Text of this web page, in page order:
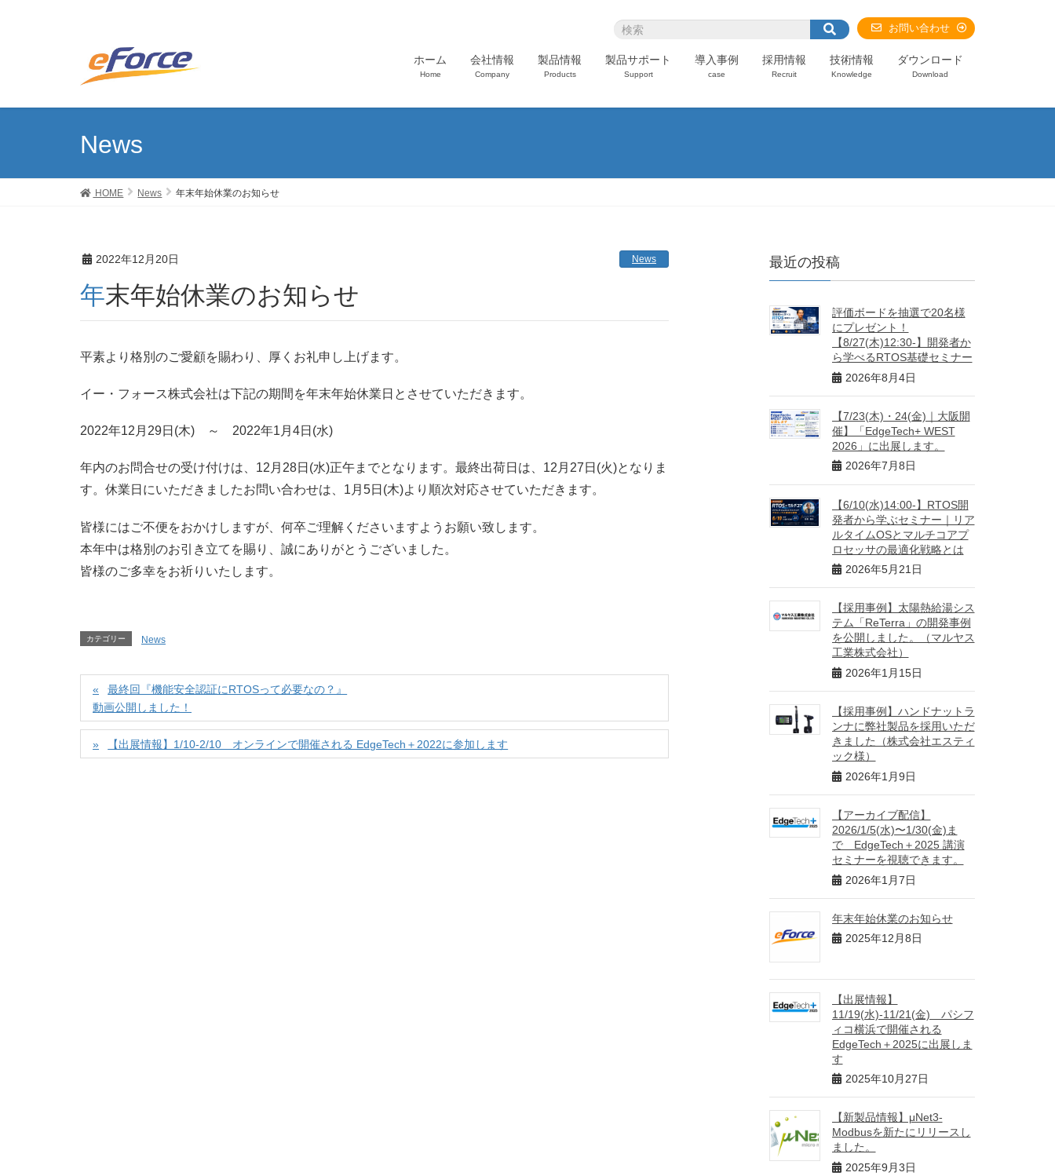
お問い合わせ
ホーム
Home
会社情報
Company
製品情報
Products
製品サポート
Support
導入事例
case
採用情報
Recruit
技術情報
Knowledge
ダウンロード
Download
News
HOME News 年末年始休業のお知らせ
2022年12月20日 News
年末年始休業のお知らせ
平素より格別のご愛顧を賜わり、厚くお礼申し上げます。
イー・フォース株式会社は下記の期間を年末年始休業日とさせていただきます。
2022年12月29日(木) ～ 2022年1月4日(水)
年内のお問合せの受け付けは、12月28日(水)正午までとなります。最終出荷日は、12月27日(火)となりま
す。休業日にいただきましたお問い合わせは、1月5日(木)より順次対応させていただきます。
皆様にはご不便をおかけしますが、何卒ご理解くださいますようお願い致します。
本年中は格別のお引き立てを賜り、誠にありがとうございました。
皆様のご多幸をお祈りいたします。
カテゴリー News
最終回『機能安全認証にRTOSって必要なの？』
動画公開しました！
【出展情報】1/10-2/10 オンラインで開催される EdgeTech＋2022に参加します
最近の投稿
評価ボードを抽選で20名様
にプレゼント！
【8/27(木)12:30-】開発者か
ら学べるRTOS基礎セミナー
2026年8月4日
【7/23(木)・24(金)｜大阪開
催】「EdgeTech+ WEST
2026」に出展します。
2026年7月8日
【6/10(水)14:00-】RTOS開
発者から学ぶセミナー｜リア
ルタイムOSとマルチコアプ
ロセッサの最適化戦略とは
2026年5月21日
【採用事例】太陽熱給湯シス
テム「ReTerra」の開発事例
を公開しました。（マルヤス
工業株式会社）
2026年1月15日
【採用事例】ハンドナットラ
ンナに弊社製品を採用いただ
きました（株式会社エスティ
ック様）
2026年1月9日
【アーカイブ配信】
2026/1/5(水)〜1/30(金)ま
で EdgeTech＋2025 講演
セミナーを視聴できます。
2026年1月7日
年末年始休業のお知らせ
2025年12月8日
【出展情報】
11/19(水)-11/21(金) パシフ
ィコ横浜で開催される
EdgeTech＋2025に出展しま
す
2025年10月27日
【新製品情報】μNet3-
Modbusを新たにリリースし
ました。
2025年9月3日